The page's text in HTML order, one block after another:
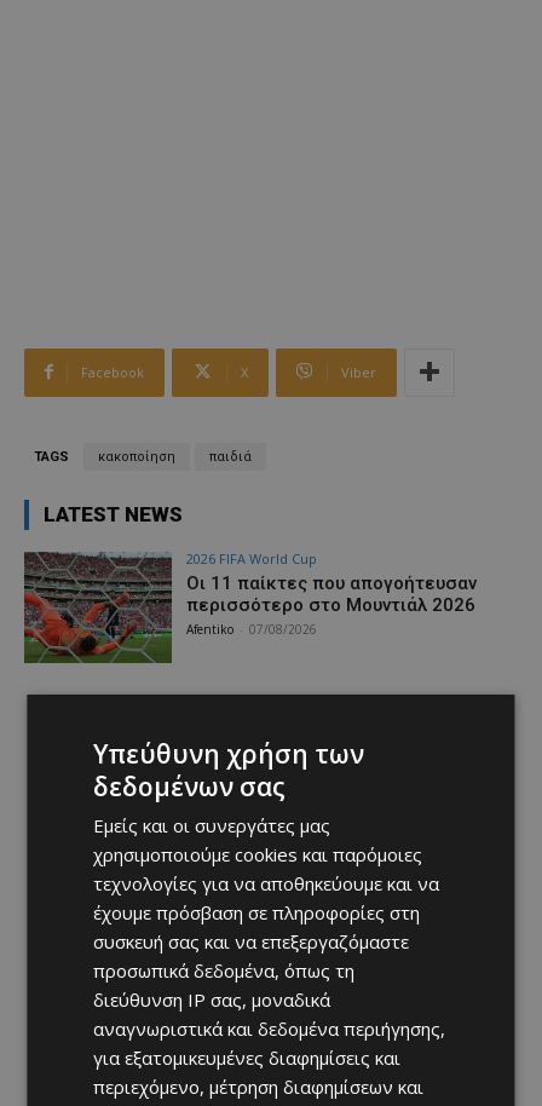
Facebook X Viber
TAGS κακοποίηση παιδιά
LATEST NEWS
2026 FIFA World Cup
Οι 11 παίκτες που απογοήτευσαν
περισσότερο στο Μουντιάλ 2026
Afentiko 07/08/2026
Υπεύθυνη χρήση των
δεδομένων σας
Εμείς και οι συνεργάτες μας
χρησιμοποιούμε cookies και παρόμοιες
τεχνολογίες για να αποθηκεύουμε και να
έχουμε πρόσβαση σε πληροφορίες στη
συσκευή σας και να επεξεργαζόμαστε
προσωπικά δεδομένα, όπως τη
διεύθυνση IP σας, μοναδικά
αναγνωριστικά και δεδομένα περιήγησης,
για εξατομικευμένες διαφημίσεις και
περιεχόμενο, μέτρηση διαφημίσεων και